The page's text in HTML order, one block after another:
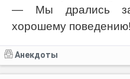
— Мы дрались
хорошему поведению!
Анекдоты